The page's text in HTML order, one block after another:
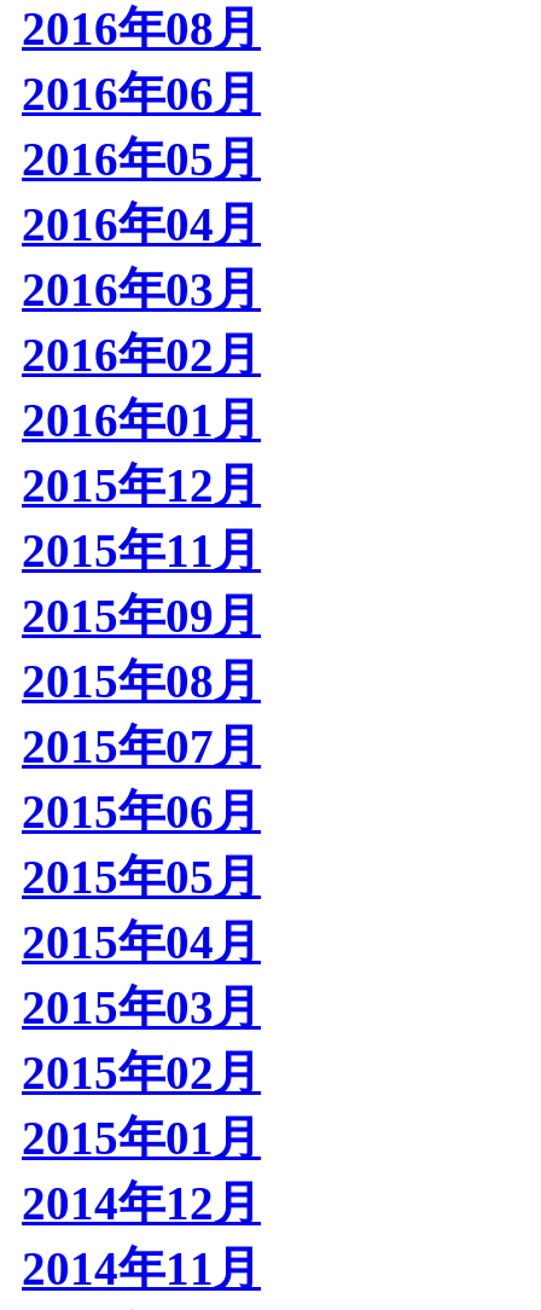
2016年08月
2016年06月
2016年05月
2016年04月
2016年03月
2016年02月
2016年01月
2015年12月
2015年11月
2015年09月
2015年08月
2015年07月
2015年06月
2015年05月
2015年04月
2015年03月
2015年02月
2015年01月
2014年12月
2014年11月